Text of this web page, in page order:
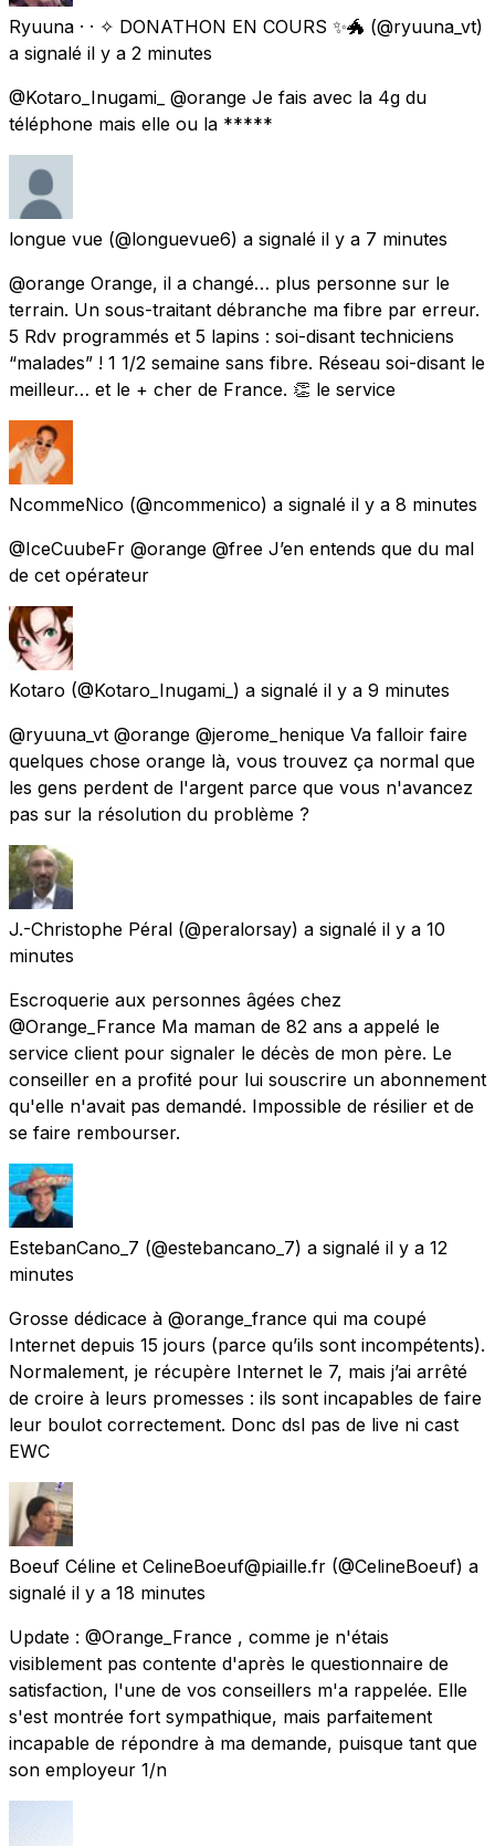
Ryuuna · · ✧ DONATHON EN COURS ✨🐲 (@ryuuna_vt)
a signalé il y a 2 minutes
@Kotaro_Inugami_ @orange Je fais avec la 4g du
téléphone mais elle ou la *****
longue vue (@longuevue6) a signalé il y a 7 minutes
@orange Orange, il a changé… plus personne sur le
terrain. Un sous-traitant débranche ma fibre par erreur.
5 Rdv programmés et 5 lapins : soi-disant techniciens
“malades” ! 1 1/2 semaine sans fibre. Réseau soi-disant le
meilleur… et le + cher de France. 👏 le service
NcommeNico (@ncommenico) a signalé il y a 8 minutes
@IceCuubeFr @orange @free J’en entends que du mal
de cet opérateur
Kotaro (@Kotaro_Inugami_) a signalé il y a 9 minutes
@ryuuna_vt @orange @jerome_henique Va falloir faire
quelques chose orange là, vous trouvez ça normal que
les gens perdent de l'argent parce que vous n'avancez
pas sur la résolution du problème ?
J.-Christophe Péral (@peralorsay) a signalé il y a 10
minutes
Escroquerie aux personnes âgées chez
@Orange_France Ma maman de 82 ans a appelé le
service client pour signaler le décès de mon père. Le
conseiller en a profité pour lui souscrire un abonnement
qu'elle n'avait pas demandé. Impossible de résilier et de
se faire rembourser.
EstebanCano_7 (@estebancano_7) a signalé il y a 12
minutes
Grosse dédicace à @orange_france qui ma coupé
Internet depuis 15 jours (parce qu’ils sont incompétents).
Normalement, je récupère Internet le 7, mais j’ai arrêté
de croire à leurs promesses : ils sont incapables de faire
leur boulot correctement. Donc dsl pas de live ni cast
EWC
Boeuf Céline et CelineBoeuf@piaille.fr (@CelineBoeuf) a
signalé il y a 18 minutes
Update : @Orange_France , comme je n'étais
visiblement pas contente d'après le questionnaire de
satisfaction, l'une de vos conseillers m'a rappelée. Elle
s'est montrée fort sympathique, mais parfaitement
incapable de répondre à ma demande, puisque tant que
son employeur 1/n